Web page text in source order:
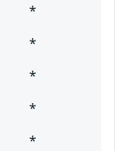
*
*
*
*
*